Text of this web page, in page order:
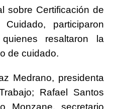
sobre Certificación de
participaron
resaltaron la
de cuidado.
Medrano, presidenta
Rafael Santos
Monzane, secretario